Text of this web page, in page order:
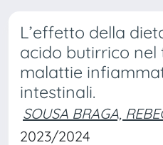
L’effetto della
acido butirrico
malattie
intestinali.
SOUSA BRAGA,
2023/2024